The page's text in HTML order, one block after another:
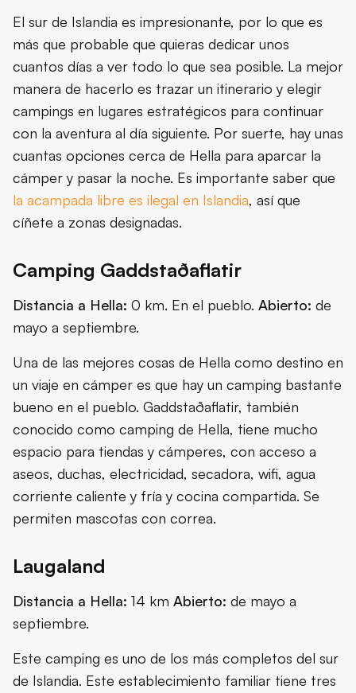
El sur de Islandia es impresionante, por lo que es
más que probable que quieras dedicar unos
cuantos días a ver todo lo que sea posible. La mejor
manera de hacerlo es trazar un itinerario y elegir
campings en lugares estratégicos para continuar
con la aventura al día siguiente. Por suerte, hay unas
cuantas opciones cerca de Hella para aparcar la
cámper y pasar la noche. Es importante saber que
la acampada libre es ilegal en Islandia, así que
cíñete a zonas designadas.
Camping Gaddstaðaflatir
Distancia a Hella: 0 km. En el pueblo. Abierto: de
mayo a septiembre.
Una de las mejores cosas de Hella como destino en
un viaje en cámper es que hay un camping bastante
bueno en el pueblo. Gaddstaðaflatir, también
conocido como camping de Hella, tiene mucho
espacio para tiendas y cámperes, con acceso a
aseos, duchas, electricidad, secadora, wifi, agua
corriente caliente y fría y cocina compartida. Se
permiten mascotas con correa.
Laugaland
Distancia a Hella: 14 km Abierto: de mayo a
septiembre.
Este camping es uno de los más completos del sur
de Islandia. Este establecimiento familiar tiene tres